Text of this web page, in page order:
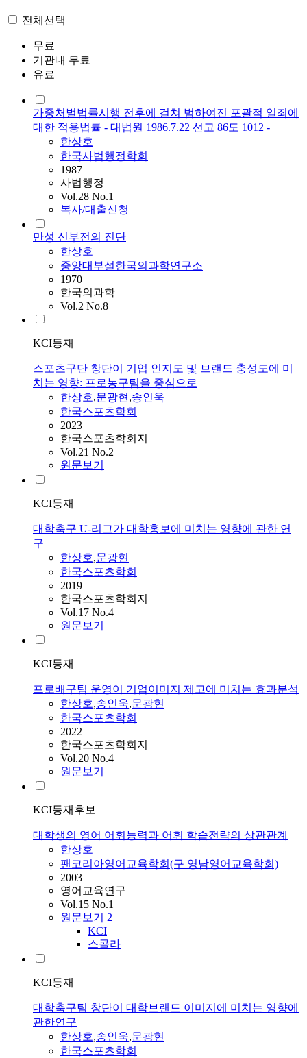
전체선택
무료
기관내 무료
유료
가중처벌법률시행 전후에 걸쳐 범하여진 포괄적 일죄에
대한 적용법률 - 대법원 1986.7.22 선고 86도 1012 -
한상호
한국사법행정학회
1987
사법행정
Vol.28 No.1
복사/대출신청
만성 신부전의 진단
한상호
중앙대부설한국의과학연구소
1970
한국의과학
Vol.2 No.8
KCI등재
스포츠구단 창단이 기업 인지도 및 브랜드 충성도에 미
치는 영향: 프로농구팀을 중심으로
한상호,문광현,송인욱
한국스포츠학회
2023
한국스포츠학회지
Vol.21 No.2
원문보기
KCI등재
대학축구 U-리그가 대학홍보에 미치는 영향에 관한 연
구
한상호,문광현
한국스포츠학회
2019
한국스포츠학회지
Vol.17 No.4
원문보기
KCI등재
프로배구팀 운영이 기업이미지 제고에 미치는 효과분석
한상호,송인욱,문광현
한국스포츠학회
2022
한국스포츠학회지
Vol.20 No.4
원문보기
KCI등재후보
대학생의 영어 어휘능력과 어휘 학습전략의 상관관계
한상호
팬코리아영어교육학회(구 영남영어교육학회)
2003
영어교육연구
Vol.15 No.1
원문보기 2
KCI
스콜라
KCI등재
대학축구팀 창단이 대학브랜드 이미지에 미치는 영향에
관한연구
한상호,송인욱,문광현
한국스포츠학회